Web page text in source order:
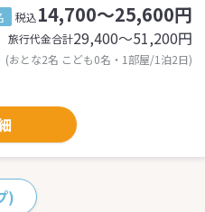
税込14,700～25,600円
旅行代金合計29,400〜51,200円
(おとな2名 こども0名・1部屋/1泊2日)
)